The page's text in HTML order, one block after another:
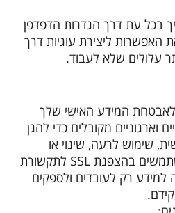
בכל עת דרך הגדרות הדפדפן
ליצירת עוגיות דרך
עלולים שלא לעבוד.
לאבטחת המידע האישי שלך
וארגוניים מקובלים כדי להגן
שימוש לרעה, שינוי או
השמדה. בין היתר, אנו משתמשים בהצפנת SSL לתקשורת
רק לעובדים ולספקים